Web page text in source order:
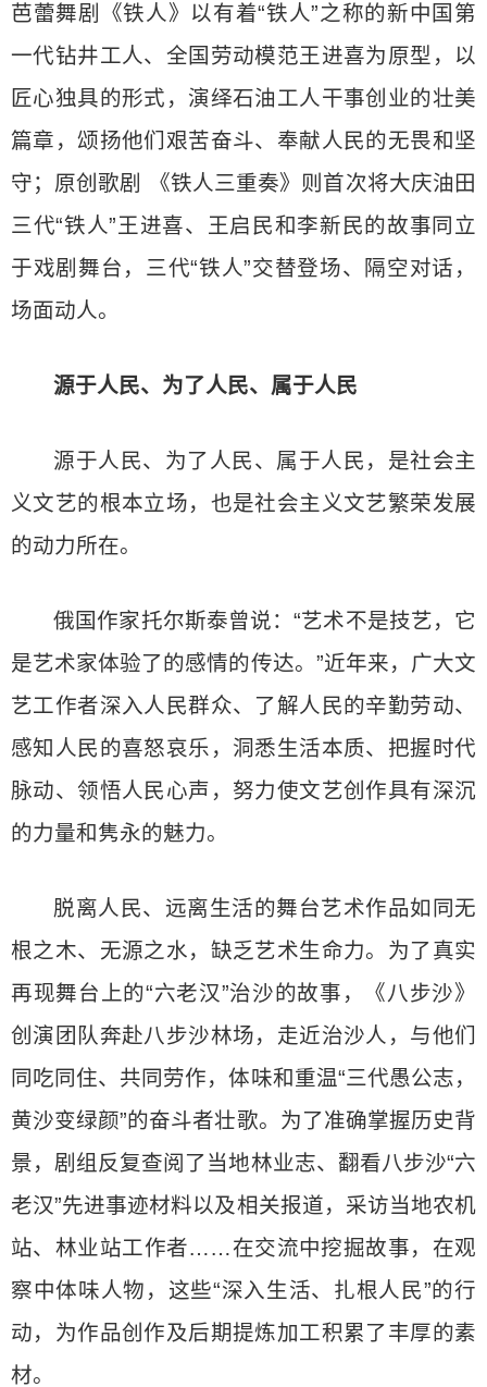
芭蕾舞剧《铁人》以有着“铁人”之称的新中国第
一代钻井工人、全国劳动模范王进喜为原型，以
匠心独具的形式，演绎石油工人干事创业的壮美
篇章，颂扬他们艰苦奋斗、奉献人民的无畏和坚
守；原创歌剧 《铁人三重奏》则首次将大庆油田
三代“铁人”王进喜、王启民和李新民的故事同立
于戏剧舞台，三代“铁人”交替登场、隔空对话，
场面动人。
源于人民、为了人民、属于人民
源于人民、为了人民、属于人民，是社会主
义文艺的根本立场，也是社会主义文艺繁荣发展
的动力所在。
俄国作家托尔斯泰曾说：“艺术不是技艺，它
是艺术家体验了的感情的传达。”近年来，广大文
艺工作者深入人民群众、了解人民的辛勤劳动、
感知人民的喜怒哀乐，洞悉生活本质、把握时代
脉动、领悟人民心声，努力使文艺创作具有深沉
的力量和隽永的魅力。
脱离人民、远离生活的舞台艺术作品如同无
根之木、无源之水，缺乏艺术生命力。为了真实
再现舞台上的“六老汉”治沙的故事，《八步沙》
创演团队奔赴八步沙林场，走近治沙人，与他们
同吃同住、共同劳作，体味和重温“三代愚公志，
黄沙变绿颜”的奋斗者壮歌。为了准确掌握历史背
景，剧组反复查阅了当地林业志、翻看八步沙“六
老汉”先进事迹材料以及相关报道，采访当地农机
站、林业站工作者……在交流中挖掘故事，在观
察中体味人物，这些“深入生活、扎根人民”的行
动，为作品创作及后期提炼加工积累了丰厚的素
材。